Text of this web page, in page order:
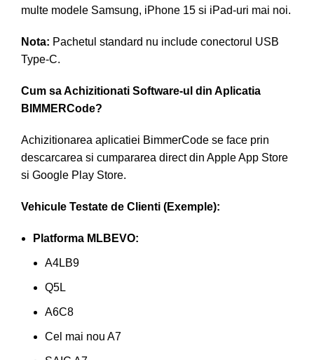
multe modele Samsung, iPhone 15 si iPad-uri mai noi.
Nota: Pachetul standard nu include conectorul USB
Type-C.
Cum sa Achizitionati Software-ul din Aplicatia
BIMMERCode?
Achizitionarea aplicatiei BimmerCode se face prin
descarcarea si cumpararea direct din Apple App Store
si Google Play Store.
Vehicule Testate de Clienti (Exemple):
Platforma MLBEVO:
A4LB9
Q5L
A6C8
Cel mai nou A7